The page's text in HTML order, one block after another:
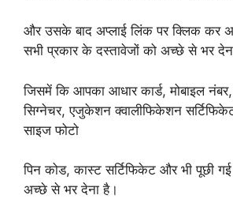
और उसके बाद अप्लाई लिंक पर क्लिक कर
सभी प्रकार के दस्तावेजों को अच्छे से भर देना
जिसमें कि आपका आधार कार्ड, मोबाइल
सिग्नेचर, एजुकेशन क्वालीफिकेशन
साइज फोटो
पिन कोड, कास्ट सर्टिफिकेट और भी पूछी
अच्छे से भर देना है।